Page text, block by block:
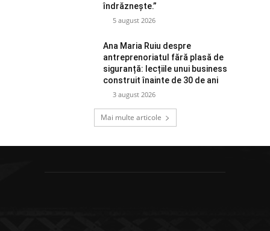
îndrăznește.”
5 august 2026
Ana Maria Ruiu despre
antreprenoriatul fără plasă de
siguranță: lecțiile unui business
construit înainte de 30 de ani
3 august 2026
Mai multe articole